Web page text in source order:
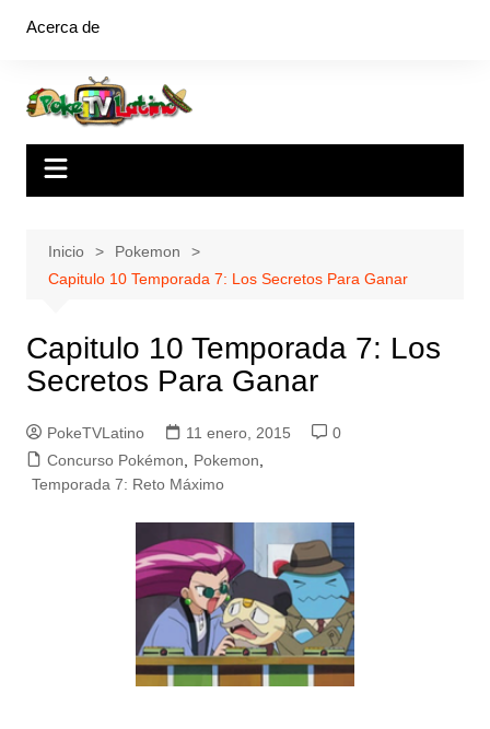
Acerca de
Inicio
Pokemon
Capitulo 10 Temporada 7: Los Secretos Para Ganar
Capitulo 10 Temporada 7: Los
Secretos Para Ganar
PokeTVLatino 11 enero, 2015
0
Concurso Pokémon
Pokemon
Temporada 7: Reto Máximo